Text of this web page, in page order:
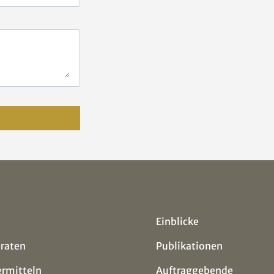
Einblicke
Publikationen
Auftraggebende